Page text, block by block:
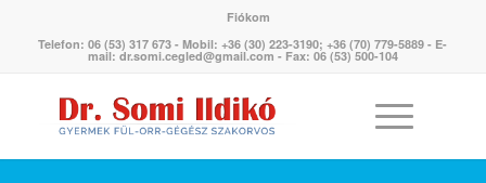
Fiókom
Telefon: 06 (53) 317 673 - Mobil: +36 (30) 223-3190; +36 (70) 779-5889 - E-
mail: dr.somi.cegled@gmail.com - Fax: 06 (53) 500-104